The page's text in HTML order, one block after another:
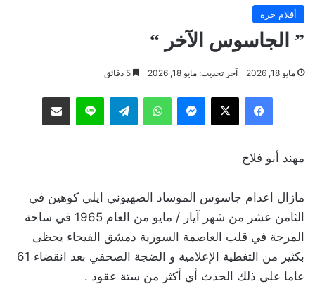
أقلام حرة
” الجاسوس الآخر “
مايو 18, 2026 آخر تحديث: مايو 18, 2026
فيسبوك ‫X ماسنجر واتساب تيلقرام لاين مشاركة عبر البريد
مهند أبو فلاح
‏مازال اعدام جاسوس الموساد الصهيوني ايلي كوهين في
الثامن عشر من شهر آيار / مايو من العام 1965 في ساحة
المرجة في قلب العاصمة السورية دمشق الفيحاء يحظى
بكثير من التغطية الإعلامية و الضجة الصحفي بعد انقضاء 61
عاما على ذلك الحدث أي أكثر من ستة عقود .